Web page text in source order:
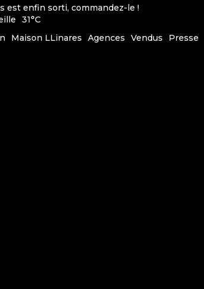
est enfin sorti, commandez-le !
31°C
Maison LLinares Agences Vendus Presse